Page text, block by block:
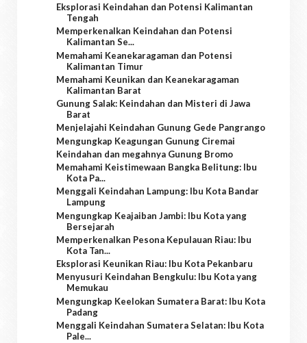
Eksplorasi Keindahan dan Potensi Kalimantan
Tengah
Memperkenalkan Keindahan dan Potensi
Kalimantan Se...
Memahami Keanekaragaman dan Potensi
Kalimantan Timur
Memahami Keunikan dan Keanekaragaman
Kalimantan Barat
Gunung Salak: Keindahan dan Misteri di Jawa
Barat
Menjelajahi Keindahan Gunung Gede Pangrango
Mengungkap Keagungan Gunung Ciremai
Keindahan dan megahnya Gunung Bromo
Memahami Keistimewaan Bangka Belitung: Ibu
Kota Pa...
Menggali Keindahan Lampung: Ibu Kota Bandar
Lampung
Mengungkap Keajaiban Jambi: Ibu Kota yang
Bersejarah
Memperkenalkan Pesona Kepulauan Riau: Ibu
Kota Tan...
Eksplorasi Keunikan Riau: Ibu Kota Pekanbaru
Menyusuri Keindahan Bengkulu: Ibu Kota yang
Memukau
Mengungkap Keelokan Sumatera Barat: Ibu Kota
Padang
Menggali Keindahan Sumatera Selatan: Ibu Kota
Pale...